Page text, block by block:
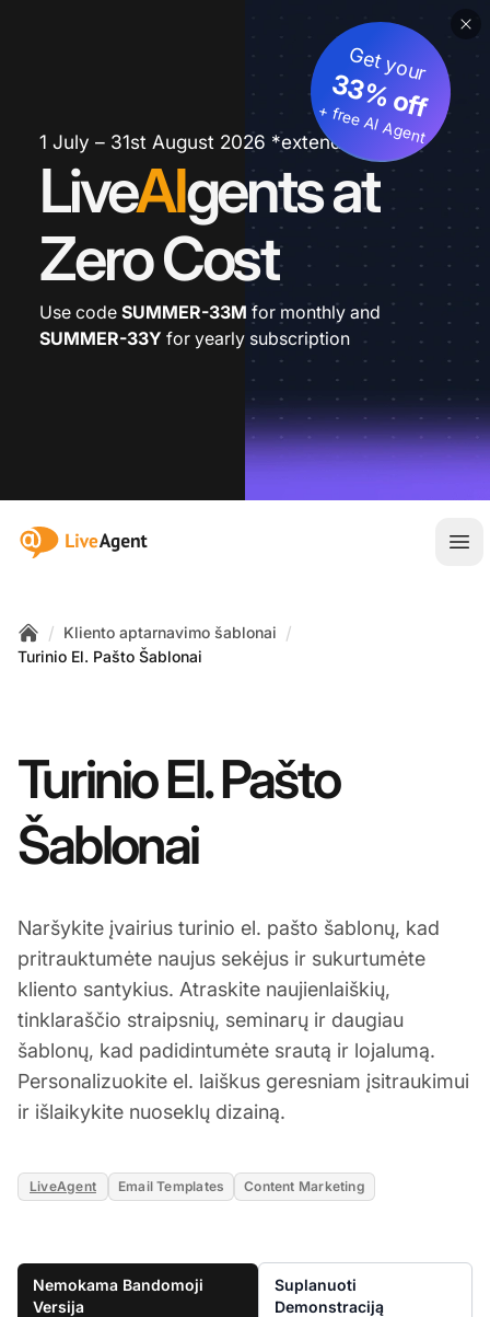
1 July – 31st August 2026 *extended
LiveAIgents at
Zero Cost
Get your
33% off
+ free AI Agent
Use code SUMMER-33M for monthly and
SUMMER-33Y for yearly subscription
:site.title
Home
/ Kliento aptarnavimo šablonai /
Turinio El. Pašto Šablonai
Turinio El. Pašto
Šablonai
Naršykite įvairius turinio el. pašto šablonų, kad
pritrauktumėte naujus sekėjus ir sukurtumėte
kliento santykius. Atraskite naujienlaiškių,
tinklaraščio straipsnių, seminarų ir daugiau
šablonų, kad padidintumėte srautą ir lojalumą.
Personalizuokite el. laiškus geresniam įsitraukimui
ir išlaikykite nuoseklų dizainą.
LiveAgent Email Templates Content Marketing
Nemokama Bandomoji
Versija
Suplanuoti
Demonstraciją